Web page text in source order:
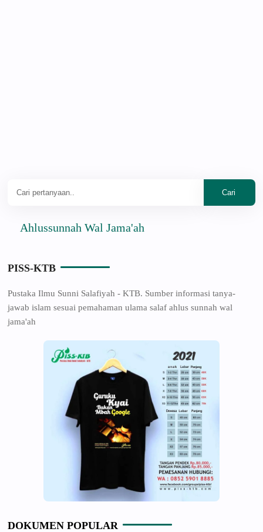
Wal Jama'ah
PISS-KTB
Pustaka Ilmu Sunni Salafiyah - KTB. Sumber informasi tanya-
jawab islam sesuai pemahaman ulama salaf ahlus sunnah wal
jama'ah
DOKUMEN POPULAR